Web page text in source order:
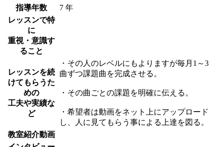
指導年数
7 年
レッスンで特
に
重視・意識す
ること
レッスンを続
けてもらうた
めの
工夫や実績な
ど
・その人のレベルにもよりますが毎月1～3
曲ずつ課題曲を完成させる。
・その曲ごとの課題を明確に伝える。
・希望者は動画をネット上にアップロード
し、人に見てもらう事による上達を図る。
教室紹介動画